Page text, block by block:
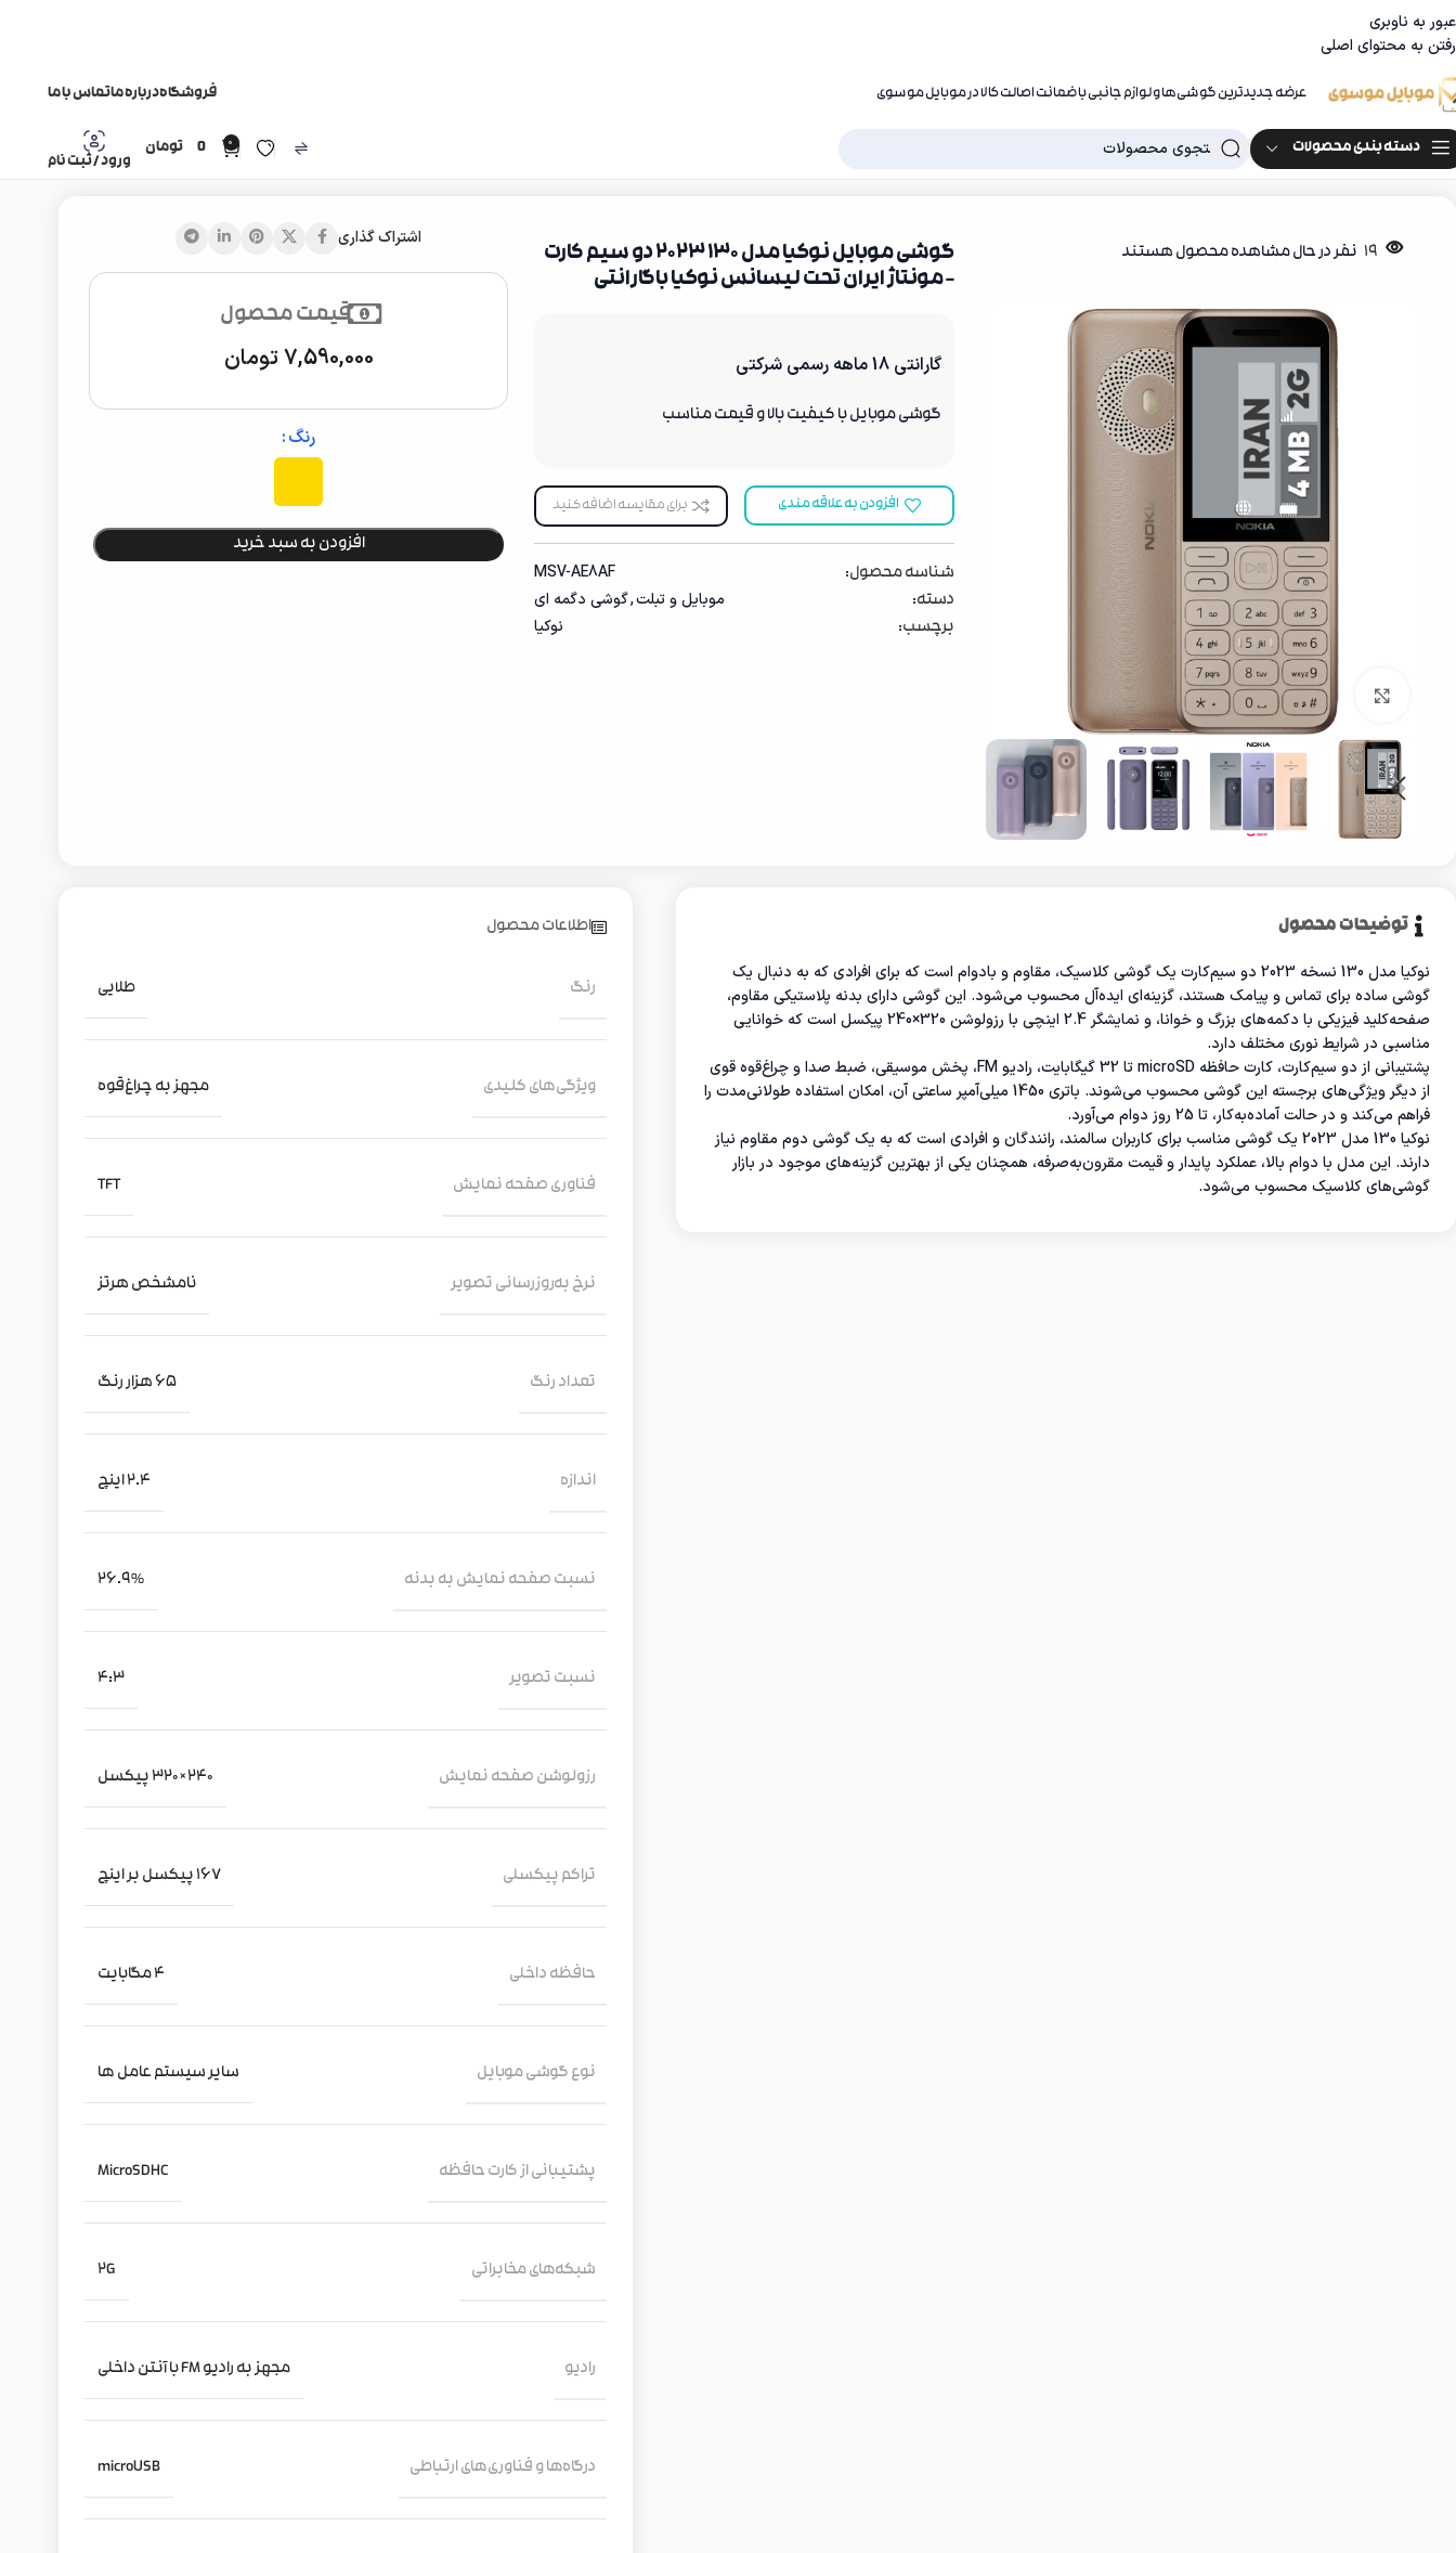
عبور به ناوبری
رفتن به محتوای اصلی
عرضه جدیدترین گوشی‌ها و لوازم جانبی با ضمانت اصالت کالا در موبایل موسوی فروشگاهدرباره ماتماس با ما
دسته بندی محصولات 0
0 تومان
ورود / ثبت نام خانه موبایل ‌‌و تبلت گوشی دگمه ای
19 نفر در حال مشاهده محصول هستند
بزرگنمایی تصویر
گوشی موبایل نوکیا مدل 130 2023 دو سیم‌ کارت
– مونتاژ ایران تحت لیسانس نوکیا باگارانتی
گارانتی 18 ماهه رسمی شرکتی
گوشی موبایل با کیفیت بالا و قیمت مناسب
افزودن به علاقه مندی برای مقایسه اضافه کنید
شناسه محصول:
MSV-AE8AF
دسته:
موبایل ‌‌و تبلت,گوشی دگمه ای
برچسب:
نوکیا
اشتراک گذاری
قیمت محصول
7,590,000تومان
رنگ
افزودن به سبد خرید
توضیحات محصول
نوکیا مدل 130 نسخه 2023 دو سیم‌کارت یک گوشی کلاسیک، مقاوم و بادوام است که برای افرادی که به دنبال یک
گوشی ساده برای تماس و پیامک هستند، گزینه‌ای ایده‌آل محسوب می‌شود. این گوشی دارای بدنه پلاستیکی مقاوم،
صفحه‌کلید فیزیکی با دکمه‌های بزرگ و خوانا، و نمایشگر 2.4 اینچی با رزولوشن 320×240 پیکسل است که خوانایی
مناسبی در شرایط نوری مختلف دارد.
پشتیبانی از دو سیم‌کارت، کارت حافظه microSD تا 32 گیگابایت، رادیو FM، پخش موسیقی، ضبط صدا و چراغ‌قوه قوی
از دیگر ویژگی‌های برجسته این گوشی محسوب می‌شوند. باتری 1450 میلی‌آمپر ساعتی آن، امکان استفاده طولانی‌مدت را
فراهم می‌کند و در حالت آماده‌به‌کار، تا 25 روز دوام می‌آورد.
نوکیا 130 مدل 2023 یک گوشی مناسب برای کاربران سالمند، رانندگان و افرادی است که به یک گوشی دوم مقاوم نیاز
دارند. این مدل با دوام بالا، عملکرد پایدار و قیمت مقرون‌به‌صرفه، همچنان یکی از بهترین گزینه‌های موجود در بازار
گوشی‌های کلاسیک محسوب می‌شود.
اطلاعات محصول
رنگ طلایی
ویژگی‌های کلیدی مجهز به چراغ‌قوه
فناوری صفحه‌ نمایش TFT
نرخ به‌روزرسانی تصویر نامشخص هرتز
تعداد رنگ 65 هزار رنگ
اندازه 2.4 اینچ
نسبت صفحه‌ نمایش به بدنه 26.9%
نسبت تصویر 4:3
رزولوشن صفحه نمایش 240×320 پیکسل
تراکم پیکسلی 167 پیکسل بر اینچ
حافظه داخلی 4 مگابایت
نوع گوشی موبایل سایر سیستم عامل ها
پشتیبانی از کارت حافظه MicroSDHC
شبکه‌های مخابراتی 2G
رادیو مجهز به رادیو FM با آنتن داخلی
درگاه‌ها و فناوری‌های ارتباطی microUSB